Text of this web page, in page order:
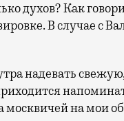
духов? Как
В случае с
надевать
москвичей на мои